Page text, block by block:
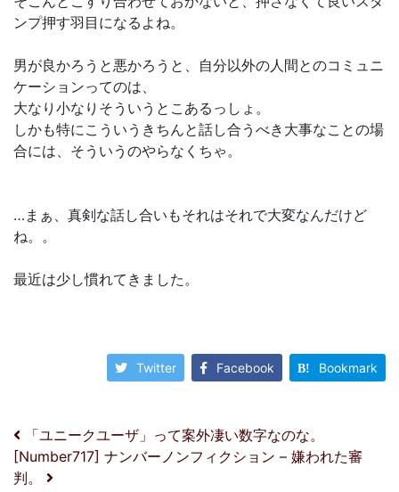
ンプ押す羽目になるよね。
男が良かろうと悪かろうと、自分以外の人間とのコミュニ
ケーションってのは、
大なり小なりそういうとこあるっしょ。
しかも特にこういうきちんと話し合うべき大事なことの場
合には、そういうのやらなくちゃ。
…まぁ、真剣な話し合いもそれはそれで大変なんだけど
ね。。
最近は少し慣れてきました。
Twitter Facebook Bookmark
投稿ナビゲーション
「ユニークユーザ」って案外凄い数字なのな。
[Number717] ナンバーノンフィクション – 嫌われた審
判。